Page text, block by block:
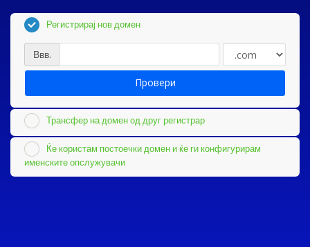
Регистрирај нов домен
Ввв.
Провери
Трансфер на домен од друг регистрар
Ќе користам постоечки домен и ќе ги конфигурирам
именските опслужувачи